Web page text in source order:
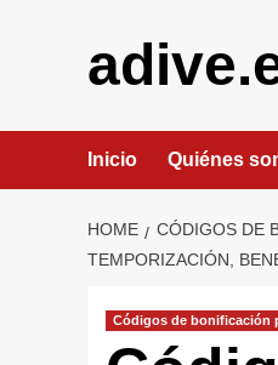
Inicio Quiénes
HOME CÓDIGOS DE
TEMPORIZACIÓN,
Códigos de bonificación